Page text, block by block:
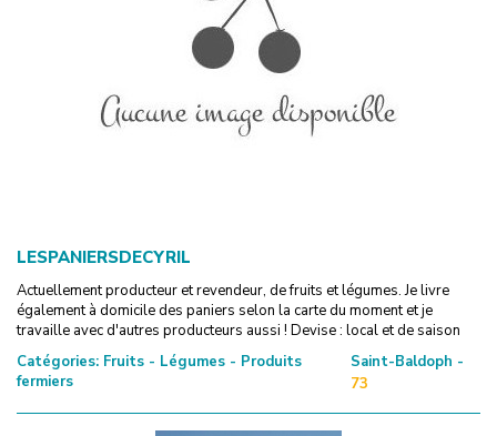
LESPANIERSDECYRIL
Actuellement producteur et revendeur, de fruits et légumes. Je livre
également à domicile des paniers selon la carte du moment et je
travaille avec d'autres producteurs aussi ! Devise : local et de saison
Catégories: Fruits - Légumes - Produits
fermiers
Saint-Baldoph -
73